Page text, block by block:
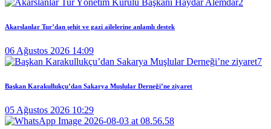
Akarslanlar Tur’dan şehit ve gazi ailelerine anlamlı destek
06 Ağustos 2026 14:09
Başkan Karakullukçu’dan Sakarya Muşlular Derneği’ne ziyaret
05 Ağustos 2026 10:29